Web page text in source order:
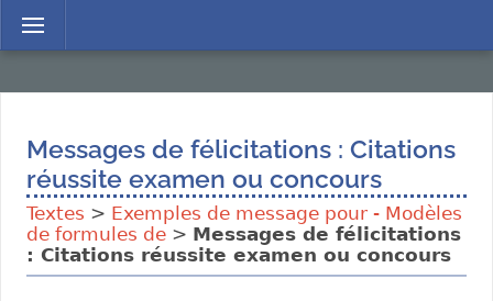
Menu
Messages de félicitations : Citations
réussite examen ou concours
Textes > Exemples de message pour - Modèles
de formules de > Messages de félicitations
: Citations réussite examen ou concours